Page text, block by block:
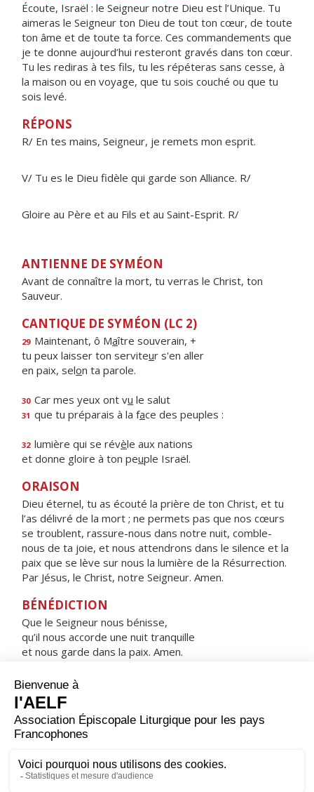
Écoute, Israël : le Seigneur notre Dieu est l’Unique. Tu
aimeras le Seigneur ton Dieu de tout ton cœur, de toute
ton âme et de toute ta force. Ces commandements que
je te donne aujourd’hui resteront gravés dans ton cœur.
Tu les rediras à tes fils, tu les répéteras sans cesse, à
la maison ou en voyage, que tu sois couché ou que tu
sois levé.
RÉPONS
R/ En tes mains, Seigneur, je remets mon esprit.
V/ Tu es le Dieu fidèle qui garde son Alliance. R/
Gloire au Père et au Fils et au Saint-Esprit. R/
ANTIENNE DE SYMÉON
Avant de connaître la mort, tu verras le Christ, ton
Sauveur.
CANTIQUE DE SYMÉON (LC 2)
29 Maintenant, ô Maître souverain, +
tu peux laisser ton serviteur s'en aller
en paix, selon ta parole.
30 Car mes yeux ont vu le salut
31 que tu préparais à la face des peuples :
32 lumière qui se révèle aux nations
et donne gloire à ton peuple Israël.
ORAISON
Dieu éternel, tu as écouté la prière de ton Christ, et tu
l’as délivré de la mort ; ne permets pas que nos cœurs
se troublent, rassure-nous dans notre nuit, comble-
nous de ta joie, et nous attendrons dans le silence et la
paix que se lève sur nous la lumière de la Résurrection.
Par Jésus, le Christ, notre Seigneur. Amen.
BÉNÉDICTION
Que le Seigneur nous bénisse,
qu’il nous accorde une nuit tranquille
et nous garde dans la paix. Amen.
HYMNE : SOUS L'ABRI DE TA MISÉRICORDE
Sous l'abri de ta miséricorde,
nous nous réfugions, Sainte Mère de Dieu.
Ne méprise pas nos prières
quand nous sommes dans l'épreuve,
délivre-nous toujours,